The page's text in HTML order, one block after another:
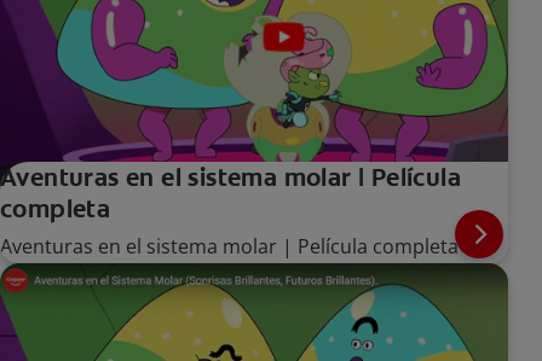
Aventuras en el sistema molar | Película
completa
Aventuras en el sistema molar | Película completa